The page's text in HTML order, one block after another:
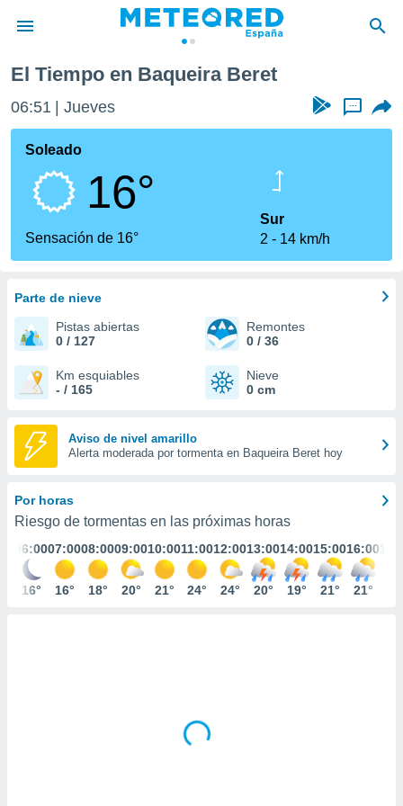
de
por
que se
calidad.
a este
las
y
forma
basada
permite
coste.
a la
ACEPTAR
CONTINUAR
CONFIGURACIÓN
El Tiempo en Baqueira Beret
06:51 Jueves ...
Soleado
16°
Sensación de 16°
Sur
2
14 km/h
Parte de nieve
Pistas abiertas
0 / 127
Remontes
0 / 36
Km esquiables
- / 165
Nieve
0 cm
Aviso de nivel amarillo
Alerta moderada por tormenta en Baqueira Beret hoy
Por horas
Riesgo de tormentas en las próximas horas
06:00
16°
07:00
16°
08:00
18°
09:00
20°
10:00
21°
11:00
24°
12:00
24°
13:00
20°
14:00
19°
15:00
21°
16:00
21°